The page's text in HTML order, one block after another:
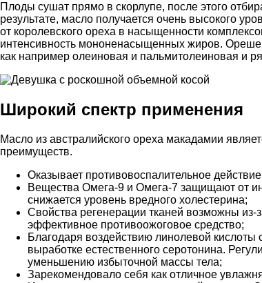
Плоды сушат прямо в скорлупе, после этого
результате, масло получается очень высокого
от королевского ореха в насыщенности
интенсивность мононенасыщенных жиров.
как например олеиновая и пальмитолеиновая и
Широкий спектр применения
Масло из австралийского ореха макадамии
преимуществ.
Оказывает противовоспалительное
Вещества Омега-9 и Омега-7 защищают от
снижается уровень вредного холестерина;
Свойства регенерации тканей возможны из-
эффективное противоожоговое средство;
Благодаря воздействию линолевой кислоты
выработке естественного серотонина.
уменьшению избыточной массы тела;
Зарекомендовало себя как отличное